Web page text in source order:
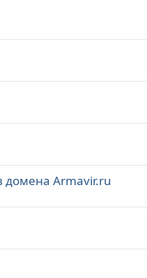
домена Armavir.ru